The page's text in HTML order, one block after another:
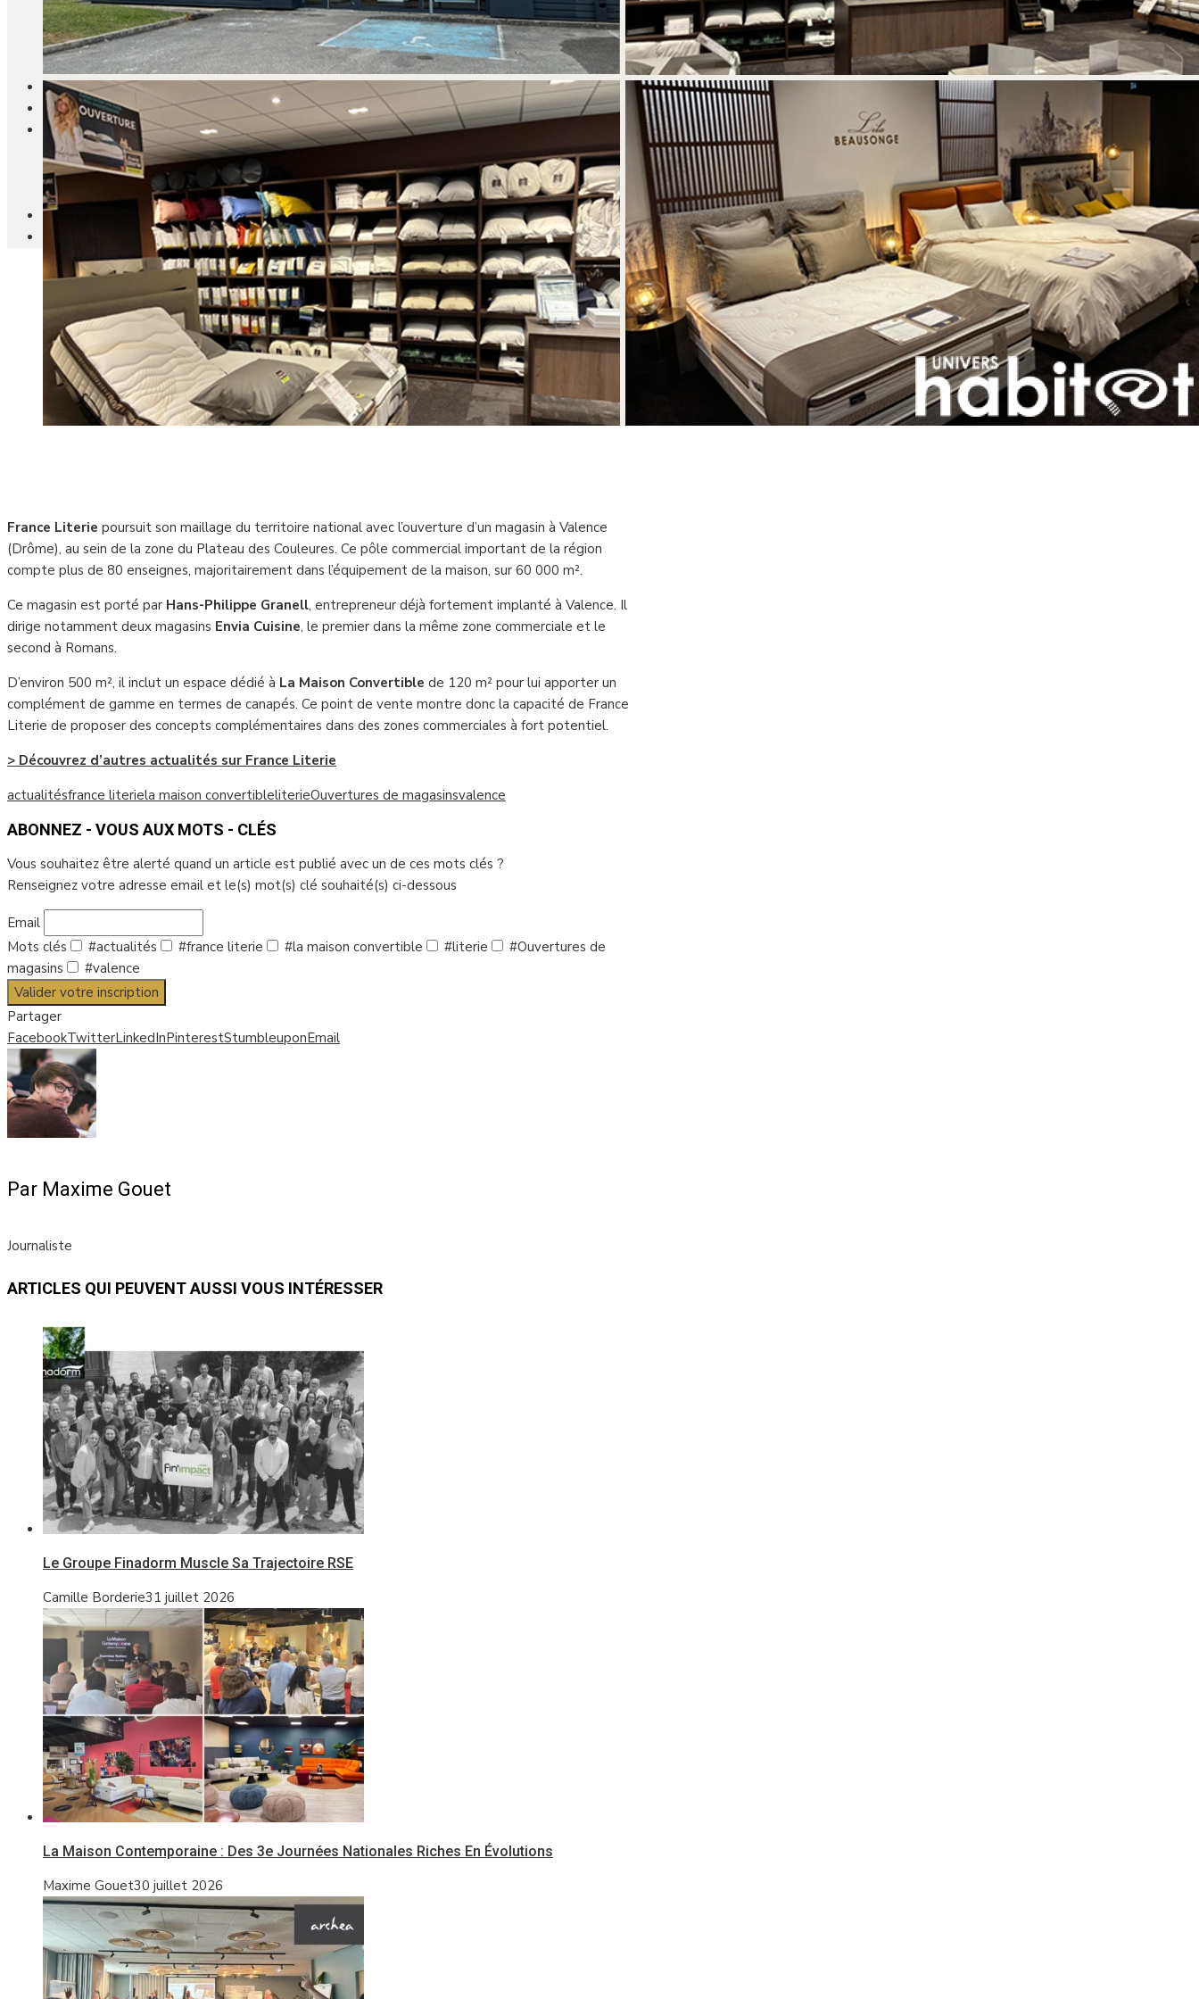
Mobilier
Cuisine
Brico Jardin
Agenda
Newsletter
Nos autres titres
Faire Savoir Faire
Aviasport
Univers Made in France
Qui sommes-nous
Contact
France Literie poursuit son maillage du territoire national avec l’ouverture d’un magasin à Valence
(Drôme), au sein de la zone du Plateau des Couleures. Ce pôle commercial important de la région
compte plus de 80 enseignes, majoritairement dans l’équipement de la maison, sur 60 000 m².
Ce magasin est porté par Hans-Philippe Granell, entrepreneur déjà fortement implanté à Valence. Il
dirige notamment deux magasins Envia Cuisine, le premier dans la même zone commerciale et le
second à Romans.
D’environ 500 m², il inclut un espace dédié à La Maison Convertible de 120 m² pour lui apporter un
complément de gamme en termes de canapés. Ce point de vente montre donc la capacité de France
Literie de proposer des concepts complémentaires dans des zones commerciales à fort potentiel.
> Découvrez d’autres actualités sur France Literie
actualitésfrance literiela maison convertibleliterieOuvertures de magasinsvalence
ABONNEZ - VOUS AUX MOTS - CLÉS
Vous souhaitez être alerté quand un article est publié avec un de ces mots clés ?
Renseignez votre adresse email et le(s) mot(s) clé souhaité(s) ci-dessous
Email
Mots clés
#actualités #france literie #la maison convertible #literie
#Ouvertures de
magasins
#valence
Valider votre inscription
Partager
FacebookTwitterLinkedInPinterestStumbleuponEmail
Par Maxime Gouet
Journaliste
ARTICLES QUI PEUVENT AUSSI VOUS INTÉRESSER
Le Groupe Finadorm Muscle Sa Trajectoire RSE
Camille Borderie31 juillet 2026
La Maison Contemporaine : Des 3e Journées Nationales Riches En Évolutions
Maxime Gouet30 juillet 2026